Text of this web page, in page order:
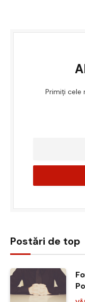
Primiți cele
Postări de top